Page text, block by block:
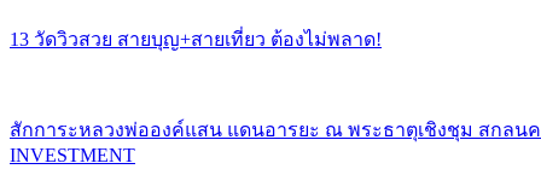
13 วัดวิวสวย สายบุญ+สายเที่ยว ต้องไม่พลาด!
สักการะหลวงพ่อองค์แสน แดนอารยะ ณ พระธาตุเชิงชุม สกลน
INVESTMENT